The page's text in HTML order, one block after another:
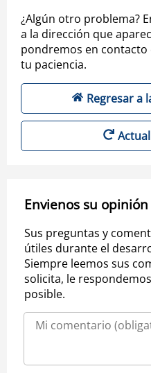
¿Algún otro problema?
a la dirección que
pondremos en contacto
tu paciencia.
Regresar a
Envienos su opinión
Sus preguntas y
útiles durante el
Siempre leemos sus
solicita, le
posible.